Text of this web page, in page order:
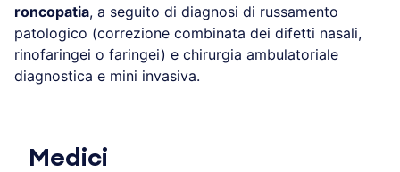
roncopatia, a seguito di diagnosi di russamento
patologico (correzione combinata dei difetti nasali,
rinofaringei o faringei) e chirurgia ambulatoriale
diagnostica e mini invasiva.
Medici